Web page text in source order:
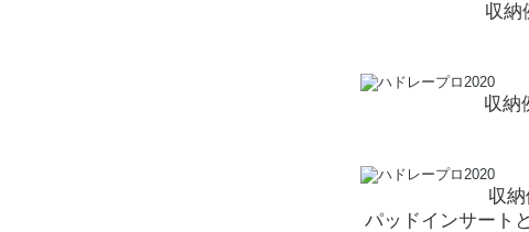
収納
収納
収
パッドインサート